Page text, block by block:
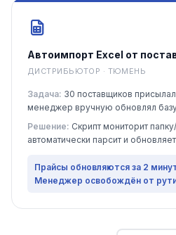
Автоимпорт Excel от
ДИСТРИБЬЮТОР · ТЮМЕНЬ
Задача: 30 поставщиков
менеджер вручную обновлял
Решение: Скрипт мониторит
автоматически парсит и
Прайсы обновляются за 2
Менеджер освобождён от